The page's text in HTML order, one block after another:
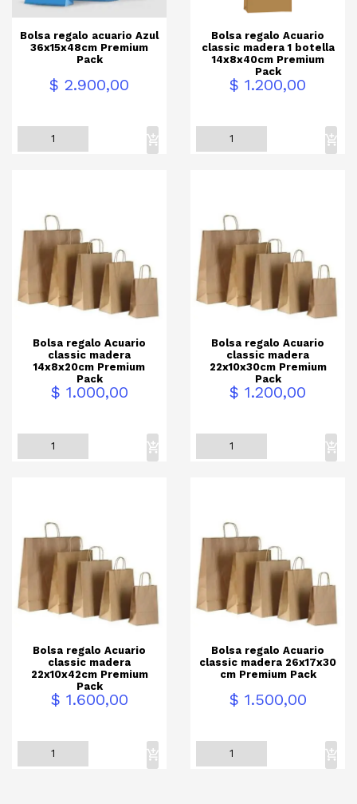
Bolsa regalo acuario Azul
36x15x48cm Premium
Pack
Precio$ 2.900,00
Bolsa regalo Acuario
classic madera 1 botella
14x8x40cm Premium
Pack
Precio$ 1.200,00
Bolsa regalo Acuario
classic madera
14x8x20cm Premium
Pack
Precio$ 1.000,00
Bolsa regalo Acuario
classic madera
22x10x30cm Premium
Pack
Precio$ 1.200,00
Bolsa regalo Acuario
classic madera
22x10x42cm Premium
Pack
Precio$ 1.600,00
Bolsa regalo Acuario
classic madera 26x17x30
cm Premium Pack
Precio$ 1.500,00